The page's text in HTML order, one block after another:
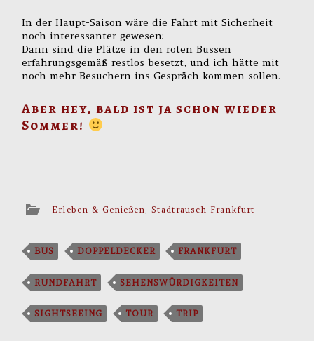
In der Haupt-Saison wäre die Fahrt mit Sicherheit
noch interessanter gewesen:
Dann sind die Plätze in den roten Bussen
erfahrungsgemäß restlos besetzt, und ich hätte mit
noch mehr Besuchern ins Gespräch kommen sollen.
Aber hey, bald ist ja schon wieder
Sommer!
Erleben & Genießen ,Stadtrausch Frankfurt
BUS DOPPELDECKER FRANKFURT
RUNDFAHRT SEHENSWÜRDIGKEITEN
SIGHTSEEING TOUR TRIP